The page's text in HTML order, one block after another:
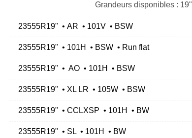
Grandeurs disponibles : 19"
23555R19" • AR • 101V • BSW
23555R19" • 101H • BSW • Run flat
23555R19" • AO • 101H • BSW
23555R19" • XL LR • 105W • BSW
23555R19" • CCLXSP • 101H • BW
23555R19" • SL • 101H • BW